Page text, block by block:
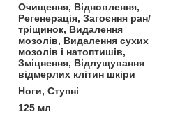
Очищення, Відновлення,
Регенерація, Загоєння ран/
тріщинок, Видалення
мозолів, Видалення сухих
мозолів і натоптишів,
Зміцнення, Відлущування
відмерлих клітин шкіри
Ноги, Ступні
125 мл